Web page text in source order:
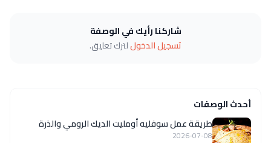
شاركنا رأيك في الوصفة
تسجيل الدخوللترك تعليق.
أحدث الوصفات
طريقة عمل سوفليه أومليت الديك الرومي والذرة
2026-07-08